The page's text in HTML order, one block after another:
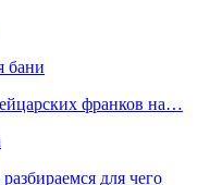
бани
франков на…
для чего